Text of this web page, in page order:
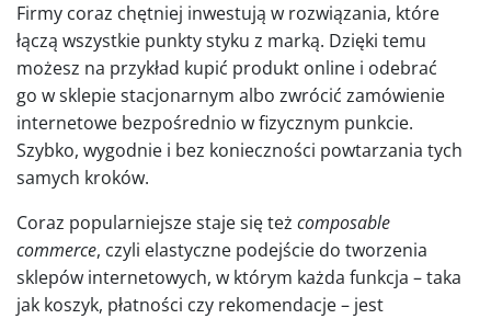
Firmy coraz chętniej inwestują w rozwiązania, które
łączą wszystkie punkty styku z marką. Dzięki temu
możesz na przykład kupić produkt online i odebrać
go w sklepie stacjonarnym albo zwrócić zamówienie
internetowe bezpośrednio w fizycznym punkcie.
Szybko, wygodnie i bez konieczności powtarzania tych
samych kroków.
Coraz popularniejsze staje się też composable
commerce, czyli elastyczne podejście do tworzenia
sklepów internetowych, w którym każda funkcja – taka
jak koszyk, płatności czy rekomendacje – jest